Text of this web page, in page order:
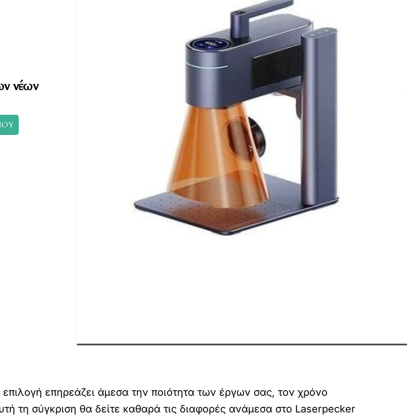
νέων
επηρεάζει άμεσα την ποιότητα των έργων σας, τον χρόνο
τη σύγκριση θα δείτε καθαρά τις διαφορές ανάμεσα στο Laserpecker